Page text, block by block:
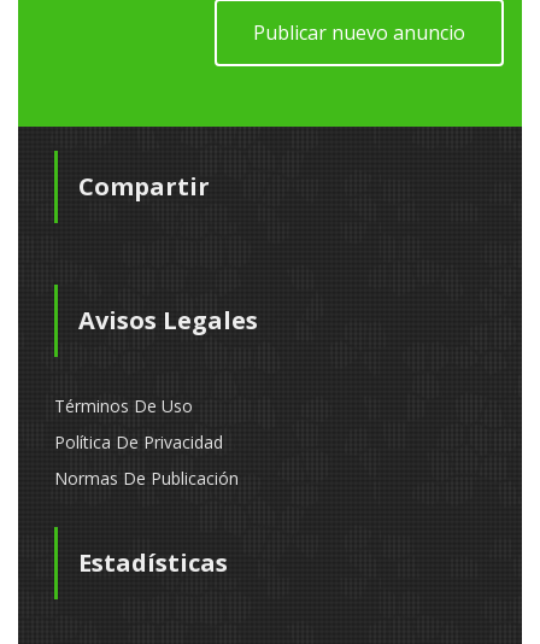
Publicar nuevo anuncio
Compartir
Avisos Legales
Términos De Uso
Política De Privacidad
Normas De Publicación
Estadísticas